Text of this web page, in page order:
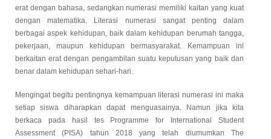
erat dengan bahasa, sedangkan numerasi memiliki kaitan yang kuat
dengan matematika. Literasi numerasi sangat penting dalam
berbagai aspek kehidupan, baik dalam kehidupan berumah tangga,
pekerjaan, maupun kehidupan bermasyarakat. Kemampuan ini
berkaitan erat dengan pengambilan suatu keputusan yang baik dan
benar dalam kehidupan sehari-hari.
Mengingat begitu pentingnya kemampuan literasi numerasi ini maka
setiap siswa diharapkan dapat menguasainya. Namun jika kita
berkaca pada hasil tes Programme for International Student
Assessment (PISA) tahun 2018 yang telah diumumkan The